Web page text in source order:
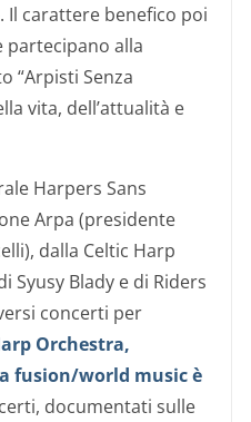
Il carattere benefico poi
partecipano alla
“Arpisti Senza
vita, dell’attualità e
Harpers Sans
Arpa (presidente
dalla Celtic Harp
Blady e di Riders
concerti per
Orchestra,
fusion/world music è
documentati sulle